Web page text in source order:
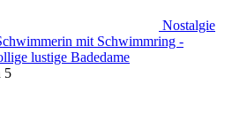
Nostalgie
mit Schwimmring -
lustige Badedame
5